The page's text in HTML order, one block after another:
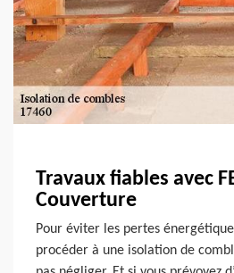
Travaux fiables avec
Couverture
Pour éviter les pertes
procéder à une isolation de